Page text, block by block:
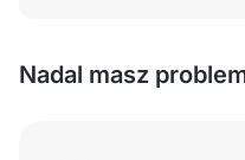
Nadal masz